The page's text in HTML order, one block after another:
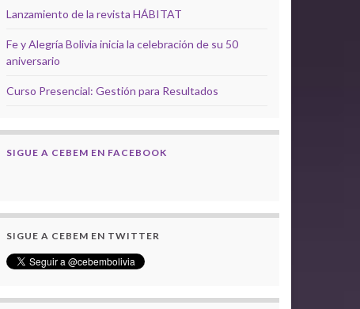
Lanzamiento de la revista HÁBITAT
Fe y Alegría Bolivia inicia la celebración de su 50
aniversario
Curso Presencial: Gestión para Resultados
SIGUE A CEBEM EN FACEBOOK
SIGUE A CEBEM EN TWITTER